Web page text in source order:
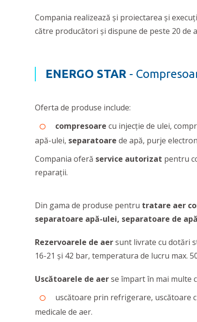
Compania realizează şi proiectarea şi
către producători și dispune de peste 20 de
ENERGO STAR -
Oferta de produse include:
compresoare cu injecție de ulei,
apă-ulei, separatoare de apă, purje
Compania oferă service autorizat pentru
reparații.
Din gama de produse pentru tratare aer
separatoare apă-ulei, separatoare de
Rezervoarele de aersunt livrate cu dotări
16-21 și 42 bar, temperatura de lucru max.
Uscătoarele de aerse împart în mai multe
uscătoare prin refrigerare, uscătoare
medicale de aer.